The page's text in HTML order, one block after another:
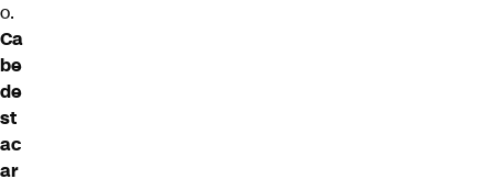
o.
Ca
be
de
st
ac
ar